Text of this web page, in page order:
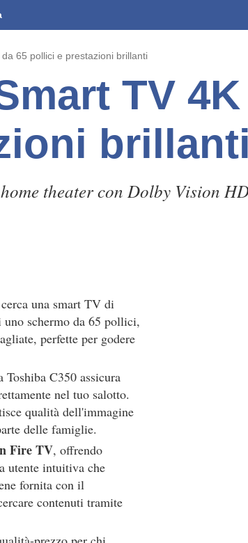
65 pollici e prestazioni brillanti
TV
brillanti
theater con Dolby Vision
una smart TV di
schermo da 65 pollici,
perfette per godere
Toshiba C350 assicura
nel tuo salotto.
qualità dell'immagine
delle famiglie.
Fire TV, offrendo
utente intuitiva che
fornita con il
contenuti tramite